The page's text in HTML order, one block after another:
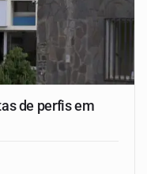
de perfis em